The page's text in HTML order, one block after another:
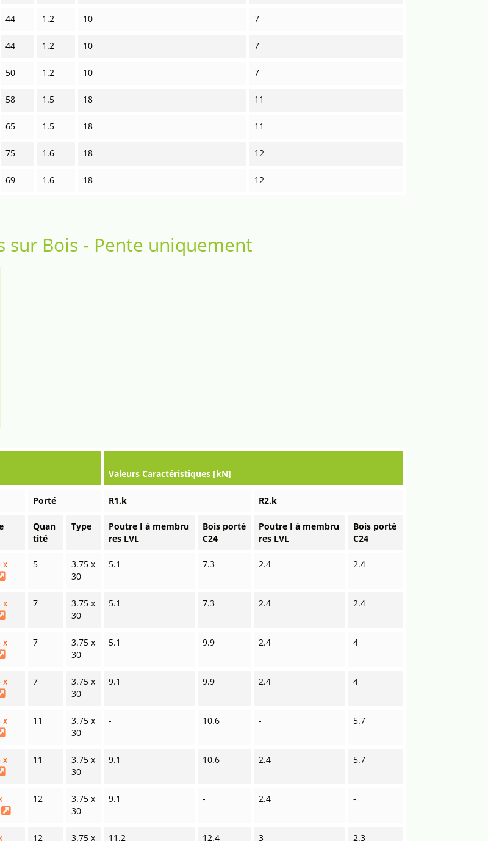
44 1.2 10 7
44 1.2 10 7
50 1.2 10 7
58 1.5 18 11
65 1.5 18 11
75 1.6 18 12
69 1.6 18 12
sur Bois - Pente uniquement
Valeurs Caractéristiques [kN]
Porté R1.k R2.k
Quan
tité
Type
Poutre I à membru
res LVL
Bois porté
C24
Poutre I à membru
res LVL
Bois porté
C24
x
5
3.75 x
30
5.1 7.3 2.4 2.4
x
7
3.75 x
30
5.1 7.3 2.4 2.4
x
7
3.75 x
30
5.1 9.9 2.4 4
x
7
3.75 x
30
9.1 9.9 2.4 4
x
11
3.75 x
30
- 10.6 - 5.7
x
11
3.75 x
30
9.1 10.6 2.4 5.7
12
3.75 x
30
9.1 - 2.4 -
12 3.75 x 11.2 12.4 3 2.3